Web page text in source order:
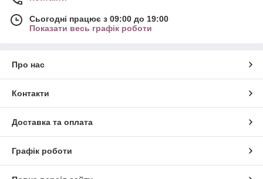
Сьогодні працює з 09:00 до 19:00
Показати весь графік роботи
Про нас
Контакти
Доставка та оплата
Графік роботи